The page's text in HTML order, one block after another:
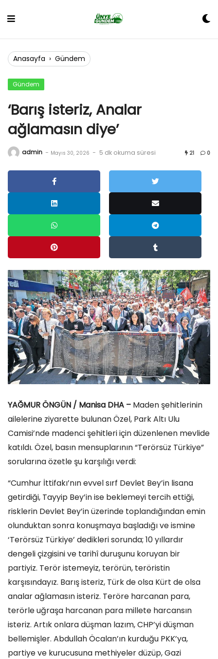
Anasayfa › Gündem
Gündem
‘Barış isteriz, Analar
ağlamasın diye’
admin - Mayıs 30, 2026 - 5 dk okuma süresi 21 0
YAĞMUR ÖNGÜN / Manisa DHA – Maden şehitlerinin
ailelerine ziyarette bulunan Özel, Park Altı Ulu
Camisi’nde madenci şehitleri için düzenlenen mevlide
katıldı. Özel, basın mensuplarının “Terörsüz Türkiye”
sorularına özetle şu karşılığı verdi:
“Cumhur İttifakı’nın evvel sırf Devlet Bey’in lisana
getirdiği, Tayyip Bey’in ise beklemeyi tercih ettiği,
risklerin Devlet Bey’in üzerinde toplandığından emin
olunduktan sonra konuşmaya başladığı ve ismine
‘Terörsüz Türkiye’ dedikleri sorunda; 10 yıllardır
dengeli çizgisini ve tarihî duruşunu koruyan bir
partiyiz. Terör istemeyiz, terörün, teröristin
karşısındayız. Barış isteriz, Türk de olsa Kürt de olsa
analar ağlamasın isteriz. Teröre harcanan para,
terörle uğraşa harcanan para millete harcansın
isteriz. Artık onlara düşman lazım, CHP’yi düşman
bellemişler. Abdullah Öcalan’ın kurduğu PKK’ya,
partiye ve kurucusuna methiyeler düzüp, Gazi